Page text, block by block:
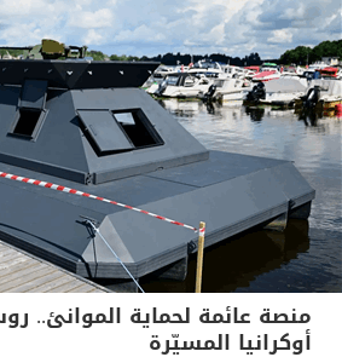
منصة عائمة لحماية الموانئ..
أوكرانيا المسيّرة